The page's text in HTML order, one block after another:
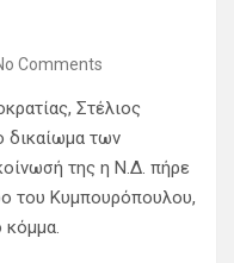
Comments
Στέλιος
δικαίωμα των
της η Ν.Δ. πήρε
του Κυμπουρόπουλου,
κόμμα.